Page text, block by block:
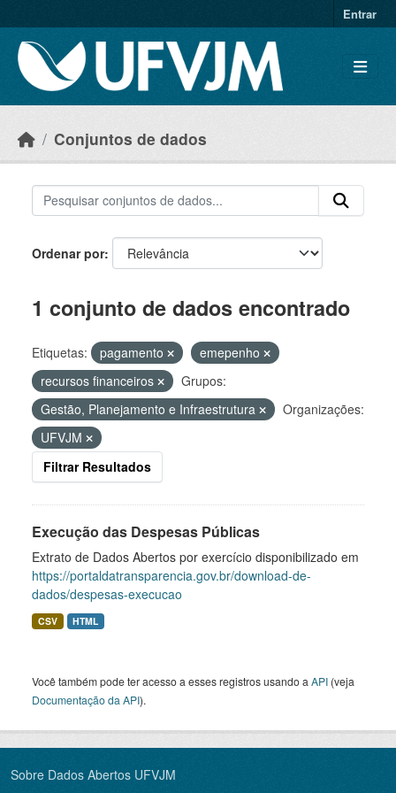
Entrar
Conjuntos de dados
Ordenar por
1 conjunto de dados encontrado
Etiquetas: pagamento
emepenho
recursos financeiros
Grupos:
Gestão, Planejamento e Infraestrutura
Organizações:
UFVJM
Filtrar Resultados
Execução das Despesas Públicas
Extrato de Dados Abertos por exercício disponibilizado em
https://portaldatransparencia.gov.br/download-de-
dados/despesas-execucao
CSV HTML
Você também pode ter acesso a esses registros usando a API (veja
Documentação da API).
Sobre Dados Abertos UFVJM